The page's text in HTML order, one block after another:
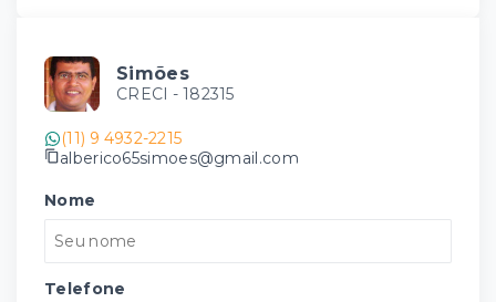
Simões
CRECI - 182315
(11) 9 4932-2215
alberico65simoes@gmail.com
Nome
Telefone